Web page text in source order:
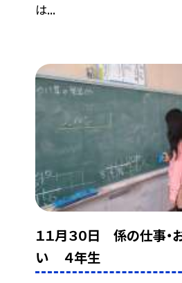
は...
１１月３０日 係の仕事・
い ４年生